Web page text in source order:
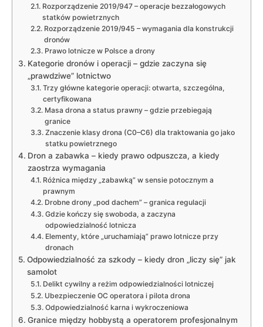
Rozporządzenie 2019/947 – operacje bezzałogowych
statków powietrznych
Rozporządzenie 2019/945 – wymagania dla konstrukcji
dronów
Prawo lotnicze w Polsce a drony
Kategorie dronów i operacji – gdzie zaczyna się
„prawdziwe” lotnictwo
Trzy główne kategorie operacji: otwarta, szczególna,
certyfikowana
Masa drona a status prawny – gdzie przebiegają
granice
Znaczenie klasy drona (C0–C6) dla traktowania go jako
statku powietrznego
Dron a zabawka – kiedy prawo odpuszcza, a kiedy
zaostrza wymagania
Różnica między „zabawką” w sensie potocznym a
prawnym
Drobne drony „pod dachem” – granica regulacji
Gdzie kończy się swoboda, a zaczyna
odpowiedzialność lotnicza
Elementy, które „uruchamiają” prawo lotnicze przy
dronach
Odpowiedzialność za szkody – kiedy dron „liczy się” jak
samolot
Delikt cywilny a reżim odpowiedzialności lotniczej
Ubezpieczenie OC operatora i pilota drona
Odpowiedzialność karna i wykroczeniowa
Granice między hobbystą a operatorem profesjonalnym